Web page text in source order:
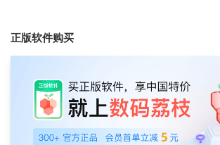
正版软件购买